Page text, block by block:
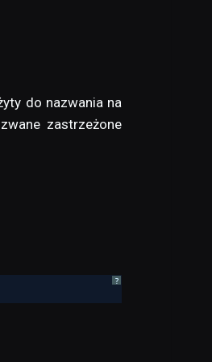
do nazwania na
zastrzeżone
?